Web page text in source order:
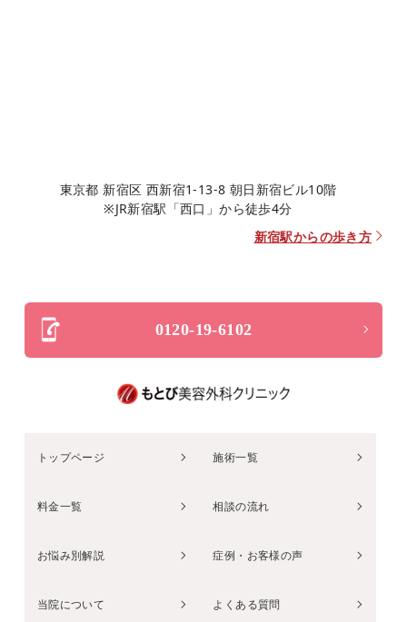
東京都 新宿区 西新宿1-13-8 朝日新宿ビル10階
※JR新宿駅「西口」から徒歩4分
新宿駅からの歩き方
0120-19-6102
トップページ 施術一覧
料金一覧 相談の流れ
お悩み別解説 症例・お客様の声
当院について よくある質問